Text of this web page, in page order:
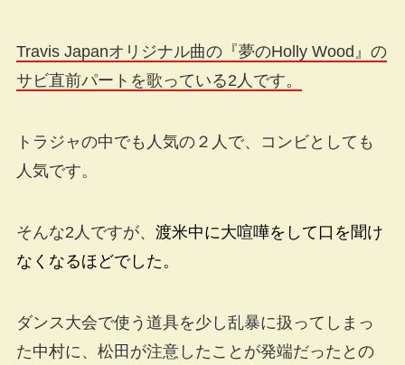
Travis Japanオリジナル曲の『夢のHolly Wood』の
サビ直前パートを歌っている2人です。
トラジャの中でも人気の２人で、コンビとしても
人気です。
そんな2人ですが、 渡米中に大喧嘩をして口を聞け
なくなるほどでした。
ダンス大会で使う道具を少し乱暴に扱ってしまっ
た中村に、松田が注意したことが発端だったとの